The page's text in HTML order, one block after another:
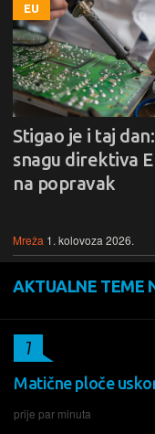
EU
Stigao je i taj
snagu direktiva
na popravak
Mreža 1. kolovoza 2026.
AKTUALNE TEME
Matične ploče
prije par minuta
7